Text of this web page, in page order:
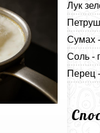
Лук
Сумах
Соль -
Перец